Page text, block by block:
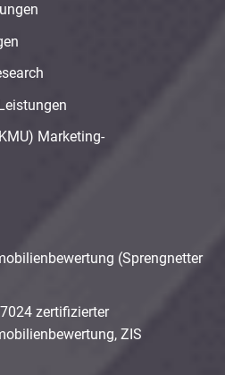
Marketing-
(Sprengnetter
zertifizierter
ZIS